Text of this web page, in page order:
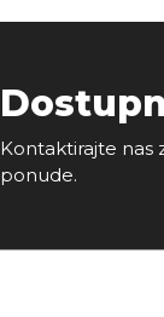
Kontaktirajte nas
ponude.